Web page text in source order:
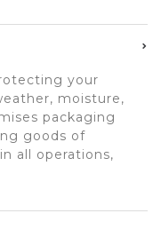
your
moisture,
packaging
goods of
all operations,